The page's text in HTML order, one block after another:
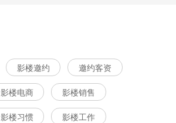
影楼邀约 邀约客资
影楼电商 影楼销售
影楼习惯 影楼工作